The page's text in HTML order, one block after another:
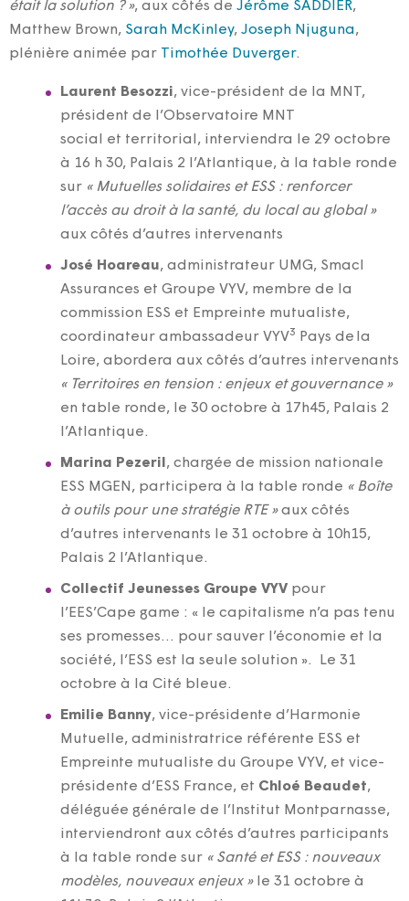
était la solution ? », aux côtés de Jérôme SADDIER,
Matthew Brown, Sarah McKinley, Joseph Njuguna,
plénière animée par Timothée Duverger.
Laurent Besozzi, vice-président de la MNT,
président de l’Observatoire MNT
social et territorial, interviendra le 29 octobre
à 16 h 30, Palais 2 l’Atlantique, à la table ronde
sur « Mutuelles solidaires et ESS : renforcer
l’accès au droit à la santé, du local au global »
aux côtés d’autres intervenants
José Hoareau, administrateur UMG, Smacl
Assurances et Groupe VYV, membre de la
commission ESS et Empreinte mutualiste,
coordinateur ambassadeur VYV3
Pays de la
Loire, abordera aux côtés d’autres intervenants
« Territoires en tension : enjeux et gouvernance »
en table ronde, le 30 octobre à 17h45, Palais 2
l’Atlantique.
Marina Pezeril , chargée de mission nationale
ESS MGEN, participera à la table ronde « Boîte
à outils pour une stratégie RTE »aux côtés
d’autres intervenants le 31 octobre à 10h15,
Palais 2 l’Atlantique.
Collectif Jeunesses Groupe VYV pour
l’EES’Cape game : « le capitalisme n’a pas tenu
ses promesses… pour sauver l’économie et la
société, l’ESS est la seule solution ». Le 31
octobre à la Cité bleue.
Emilie Banny, vice-présidente d’Harmonie
Mutuelle, administratrice référente ESS et
Empreinte mutualiste du Groupe VYV, et vice-
présidente d’ESS France, et Chloé Beaudet,
déléguée générale de l’Institut Montparnasse,
interviendront aux côtés d’autres participants
à la table ronde sur « Santé et ESS : nouveaux
modèles, nouveaux enjeux »le 31 octobre à